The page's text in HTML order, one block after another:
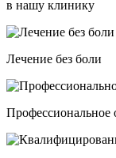
в нашу клинику
Лечение без боли
Профессиональное